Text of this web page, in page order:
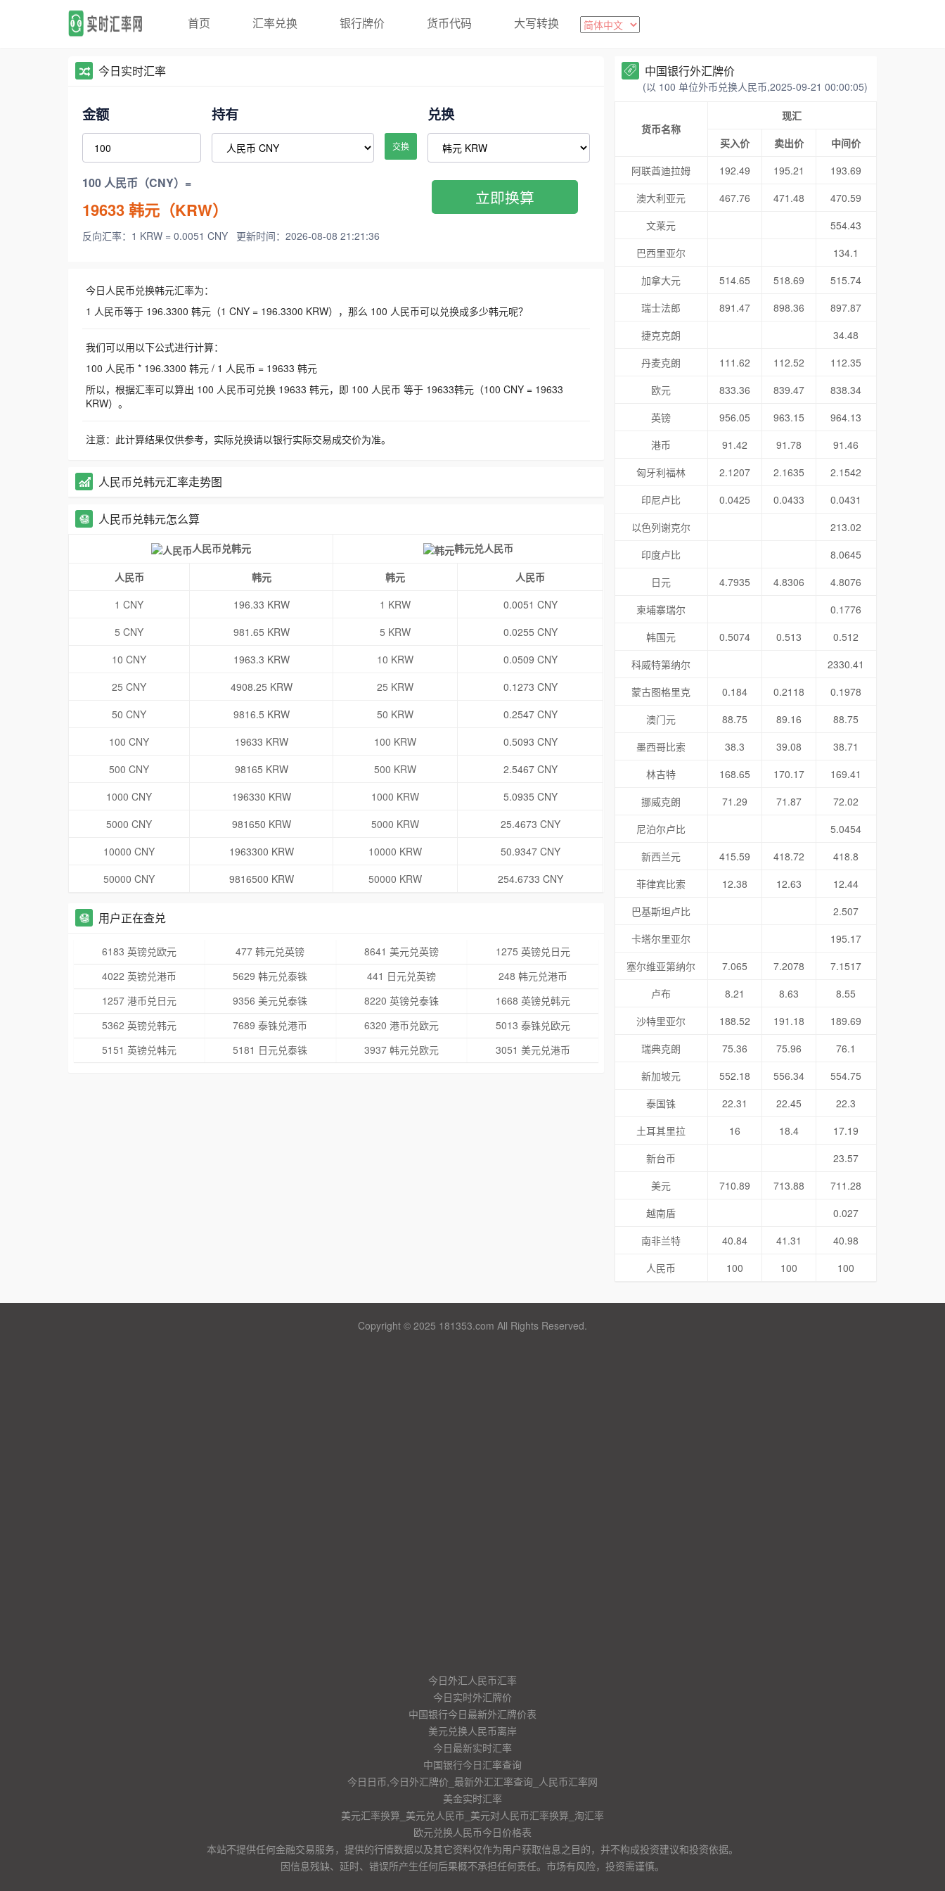
首页 汇率兑换 银行牌价 货币代码 大写转换
今日实时汇率
金额 持有
交换
兑换
100 人民币（CNY）=
19633韩元（KRW）
反向汇率：1 KRW = 0.0051 CNY 更新时间：2026-08-08 21:21:36
立即换算
今日人民币兑换韩元汇率为：
1 人民币等于 196.3300 韩元（1 CNY = 196.3300 KRW），那么 100 人民币可以兑换成多少韩元呢？
我们可以用以下公式进行计算：
100 人民币 * 196.3300 韩元 / 1 人民币 = 19633 韩元
所以，根据汇率可以算出 100 人民币可兑换 19633 韩元，即 100 人民币 等于 19633韩元（100 CNY = 19633
KRW）。
注意：此计算结果仅供参考，实际兑换请以银行实际交易成交价为准。
人民币兑韩元汇率走势图
人民币兑韩元怎么算
人民币兑韩元 韩元兑人民币
人民币 韩元 韩元
人民币
1 CNY
196.33 KRW 1 KRW
0.0051 CNY
5 CNY
981.65 KRW 5 KRW
0.0255 CNY
10 CNY
1963.3 KRW 10 KRW
0.0509 CNY
25 CNY
4908.25 KRW 25 KRW
0.1273 CNY
50 CNY
9816.5 KRW 50 KRW
0.2547 CNY
100 CNY
19633 KRW 100 KRW
0.5093 CNY
500 CNY
98165 KRW 500 KRW
2.5467 CNY
1000 CNY
196330 KRW 1000 KRW
5.0935 CNY
5000 CNY
981650 KRW 5000 KRW
25.4673 CNY
10000 CNY
1963300 KRW 10000 KRW
50.9347 CNY
50000 CNY
9816500 KRW 50000 KRW 254.6733 CNY
用户正在查兑
6183 英镑兑欧元 477 韩元兑英镑 8641 美元兑英镑
1275 英镑兑日元
4022 英镑兑港币
5629 韩元兑泰铢 441 日元兑英镑
248 韩元兑港币
1257 港币兑日元
9356 美元兑泰铢 8220 英镑兑泰铢
1668 英镑兑韩元
5362 英镑兑韩元
7689 泰铢兑港币 6320 港币兑欧元
5013 泰铢兑欧元
5151 英镑兑韩元
5181 日元兑泰铢 3937 韩元兑欧元 3051 美元兑港币
中国银行外汇牌价
(以 100 单位外币兑换人民币,2025-09-21 00:00:05)
货币名称
现汇
买入价
卖出价
中间价
阿联酋迪拉姆
192.49 195.21
193.69
澳大利亚元
467.76 471.48
470.59
文莱元
554.43
巴西里亚尔
134.1
加拿大元
514.65 518.69
515.74
瑞士法郎
891.47 898.36
897.87
捷克克朗
34.48
丹麦克朗
111.62 112.52
112.35
欧元
833.36 839.47
838.34
英镑
956.05 963.15
964.13
港币
91.42 91.78
91.46
匈牙利福林
2.1207 2.1635
2.1542
印尼卢比
0.0425 0.0433
0.0431
以色列谢克尔
213.02
印度卢比
8.0645
日元
4.7935 4.8306
4.8076
柬埔寨瑞尔
0.1776
韩国元
0.5074 0.513
0.512
科威特第纳尔
2330.41
蒙古图格里克
0.184 0.2118
0.1978
澳门元
88.75 89.16
88.75
墨西哥比索
38.3 39.08
38.71
林吉特
168.65 170.17
169.41
挪威克朗
71.29 71.87
72.02
尼泊尔卢比
5.0454
新西兰元
415.59 418.72
418.8
菲律宾比索
12.38 12.63
12.44
巴基斯坦卢比
2.507
卡塔尔里亚尔
195.17
塞尔维亚第纳尔
7.065 7.2078
7.1517
卢布
8.21 8.63
8.55
沙特里亚尔
188.52 191.18
189.69
瑞典克朗
75.36 75.96
76.1
新加坡元
552.18 556.34
554.75
泰国铢
22.31 22.45
22.3
土耳其里拉
16 18.4
17.19
新台币
23.57
美元
710.89 713.88
711.28
越南盾
0.027
南非兰特
40.84 41.31
40.98
人民币
100 100 100
Copyright © 2025 181353.com All Rights Reserved.
今日外汇人民币汇率
今日实时外汇牌价
中国银行今日最新外汇牌价表
美元兑换人民币离岸
今日最新实时汇率
中国银行今日汇率查询
今日日币,今日外汇牌价_最新外汇汇率查询_人民币汇率网
美金实时汇率
美元汇率换算_美元兑人民币_美元对人民币汇率换算_淘汇率
欧元兑换人民币今日价格表
本站不提供任何金融交易服务，提供的行情数据以及其它资料仅作为用户获取信息之目的，并不构成投资建议和投资依据。
因信息残缺、延时、错误所产生任何后果概不承担任何责任。市场有风险，投资需谨慎。